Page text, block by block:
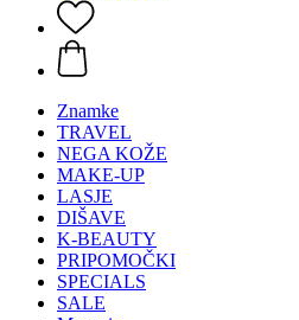
Znamke
TRAVEL
NEGA KOŽE
MAKE-UP
LASJE
DIŠAVE
K-BEAUTY
PRIPOMOČKI
SPECIALS
SALE